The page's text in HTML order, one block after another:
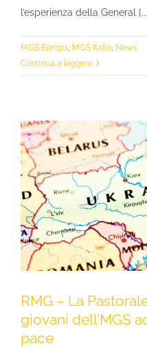
l’esperienza della General
MGS Europa MGS Italia News
Continua a leggere
RMG – La
giovani dell’MGS
pace